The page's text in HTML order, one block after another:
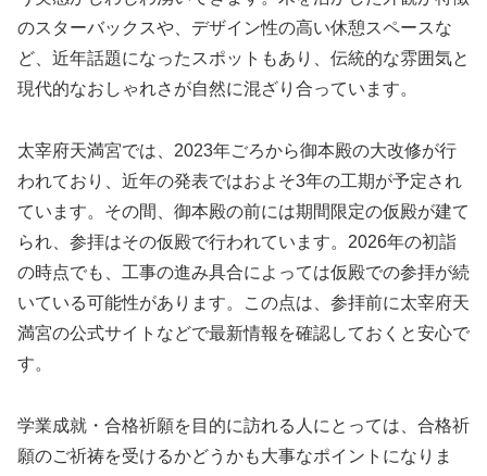
のスターバックスや、デザイン性の高い休憩スペースな
ど、近年話題になったスポットもあり、伝統的な雰囲気と
現代的なおしゃれさが自然に混ざり合っています。
太宰府天満宮では、2023年ごろから御本殿の大改修が行
われており、近年の発表ではおよそ3年の工期が予定され
ています。その間、御本殿の前には期間限定の仮殿が建て
られ、参拝はその仮殿で行われています。2026年の初詣
の時点でも、工事の進み具合によっては仮殿での参拝が続
いている可能性があります。この点は、参拝前に太宰府天
満宮の公式サイトなどで最新情報を確認しておくと安心で
す。
学業成就・合格祈願を目的に訪れる人にとっては、合格祈
願のご祈祷を受けるかどうかも大事なポイントになりま